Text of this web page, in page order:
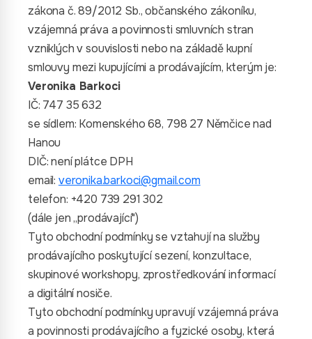
zákona č. 89/2012 Sb., občanského zákoníku,
vzájemná práva a povinnosti smluvních stran
vzniklých v souvislosti nebo na základě kupní
smlouvy mezi kupujícími a prodávajícím, kterým je:
Veronika Barkoci
IČ: 747 35 632
se sídlem: Komenského 68, 798 27 Němčice nad
Hanou
DIČ: není plátce DPH
email: veronika.barkoci@gmail.com
telefon: +420 739 291 302
(dále jen „prodávající")
Tyto obchodní podmínky se vztahují na služby
prodávajícího poskytující sezení, konzultace,
skupinové workshopy, zprostředkování informací
a digitální nosiče.
Tyto obchodní podmínky upravují vzájemná práva
a povinnosti prodávajícího a fyzické osoby, která